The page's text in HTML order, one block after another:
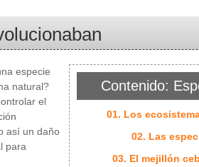
Contenido:
01. Los
02. Las
03. El mejillón
especie
natural?
el
así un daño
para